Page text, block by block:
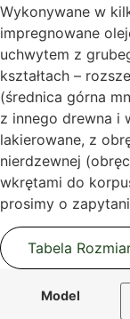
Wykonywane w
impregnowane
uchwytem z
kształtach –
(średnica górna
z innego drewna i
lakierowane, z
nierdzewnej
wkrętami do
prosimy o
Tabela
Model